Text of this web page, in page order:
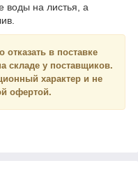
воды на листья, а
в поставке
складе у поставщиков.
характер и не
офертой.